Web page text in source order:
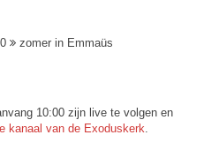
zomer in Emmaüs
10:00 zijn live te volgen en
kanaal van de Exoduskerk